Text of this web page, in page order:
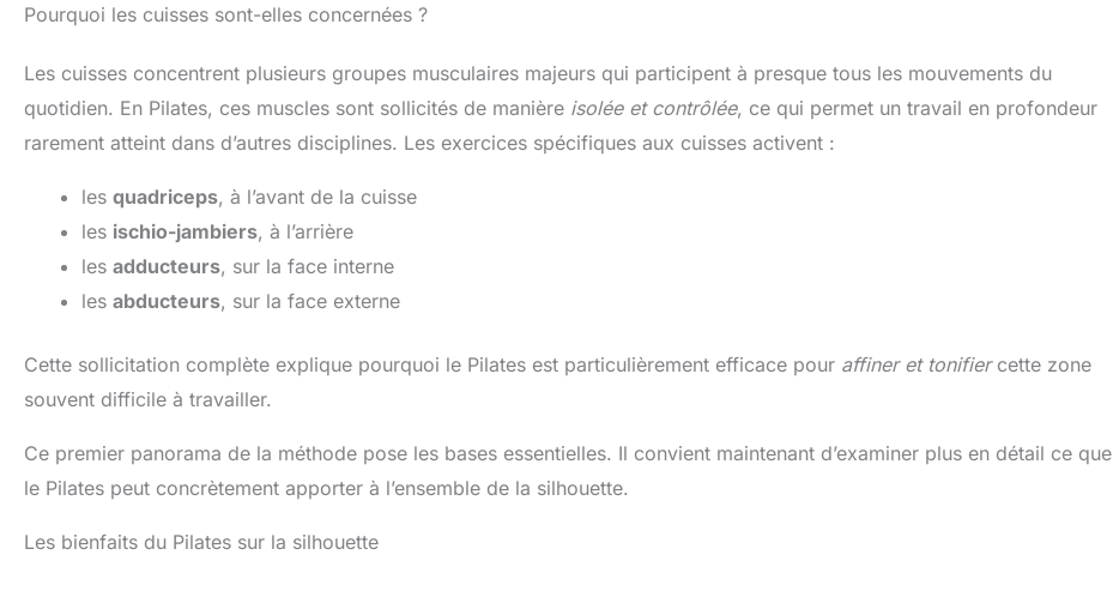
Pourquoi les cuisses sont-elles concernées ?
Les cuisses concentrent plusieurs groupes musculaires majeurs qui participent à presque tous les mouvements du
quotidien. En Pilates, ces muscles sont sollicités de manière isolée et contrôlée, ce qui permet un travail en profondeur
rarement atteint dans d’autres disciplines. Les exercices spécifiques aux cuisses activent :
les quadriceps, à l’avant de la cuisse
les ischio-jambiers, à l’arrière
les adducteurs, sur la face interne
les abducteurs, sur la face externe
Cette sollicitation complète explique pourquoi le Pilates est particulièrement efficace pour affiner et tonifiercette zone
souvent difficile à travailler.
Ce premier panorama de la méthode pose les bases essentielles. Il convient maintenant d’examiner plus en détail ce que
le Pilates peut concrètement apporter à l’ensemble de la silhouette.
Les bienfaits du Pilates sur la silhouette